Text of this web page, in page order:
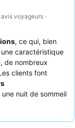
voyageurs ·
, ce qui, bien
caractéristique
de nombreux
clients font
une nuit de sommeil
ses fonctions